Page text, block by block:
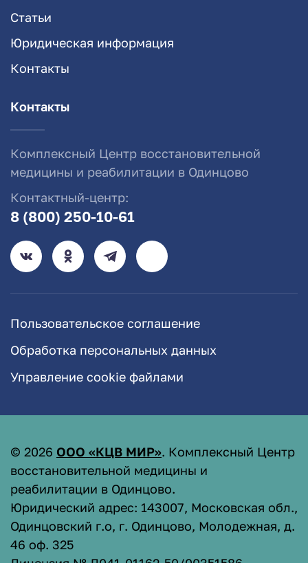
Статьи
Юридическая информация
Контакты
Контакты
Комплексный Центр восстановительной
медицины и реабилитации в Одинцово
Контактный-центр:
8 (800) 250-10-61
Пользовательское соглашение
Обработка персональных данных
Управление cookie файлами
© 2026 ООО «КЦВ МИР». Комплексный Центр
восстановительной медицины и
реабилитации в Одинцово.
Юридический адрес: 143007, Московская обл.,
Одинцовский г.о, г. Одинцово, Молодежная, д.
46 оф. 325